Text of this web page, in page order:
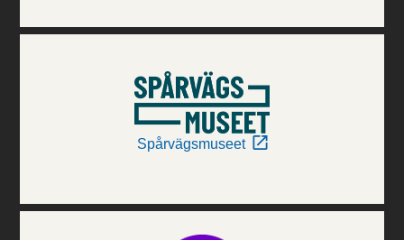
Spårvägsmuseet